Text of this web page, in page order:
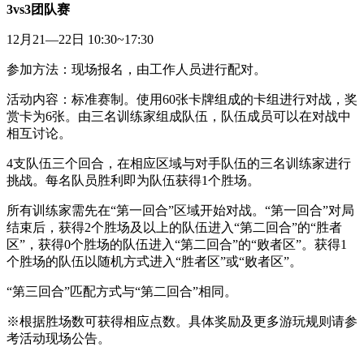
3vs3团队赛
12月21—22日 10:30~17:30
参加方法：现场报名，由工作人员进行配对。
活动内容：标准赛制。使用60张卡牌组成的卡组进行对战，奖
赏卡为6张。由三名训练家组成队伍，队伍成员可以在对战中
相互讨论。
4支队伍三个回合，在相应区域与对手队伍的三名训练家进行
挑战。每名队员胜利即为队伍获得1个胜场。
所有训练家需先在“第一回合”区域开始对战。“第一回合”对局
结束后，获得2个胜场及以上的队伍进入“第二回合”的“胜者
区”，获得0个胜场的队伍进入“第二回合”的“败者区”。获得1
个胜场的队伍以随机方式进入“胜者区”或“败者区”。
“第三回合”匹配方式与“第二回合”相同。
※根据胜场数可获得相应点数。具体奖励及更多游玩规则请参
考活动现场公告。